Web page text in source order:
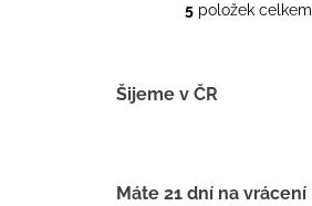
O
í
5položek celkem
Šijeme v ČR
Máte 21 dní na vrácení